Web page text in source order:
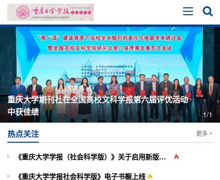
重庆大学期刊社在全国高校文科学报第六届评优活动
中获佳绩
1/1
热点关注 更多
《重庆大学学报（社会科学版）》关于启用新版投审稿系统的通知
《重庆大学学报社会科学版》电子书橱上线